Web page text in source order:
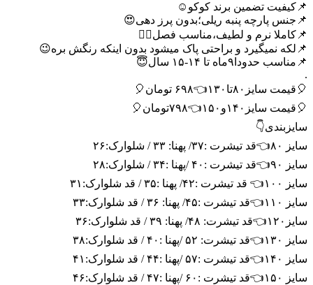
📌کیفیت تضمین برند کوکو☺️
📌جنس پارچه پنبه ریلی؛بدون پرز دهی😍
📌کاملا نرم و لطیف،مناسب فصل🙂‍↔️
📌لکه نمیگیرد و براحتی پاک میشود بدون اینکه رنگش بره😉
📌مناسب حدودا۹ماه تا ۱۴-۱۵ سال😇
.
🎈قیمت سایز۸۰تا۱۳۰👈۶۹۸ تومان🎈
🎈قیمت سایز۱۴۰و۱۵۰👈۷۹۸تومان🎈
سایزبندی👇
سایز ۸۰👈قد تیشرت :۳۷/ پهنا: ۳۳ / شلوارک:۲۶
سایز ۹۰👈قد تیشرت :۴۰ /پهنا :۳۴ / شلوارک:۲۸
سایز ۱۰۰👈 قد تیشرت :۴۲/ پهنا :۳۵ / قد شلوارک:۳۱
سایز ۱۱۰👈قد تیشرت :۴۵/ پهنا: ۳۶ / قد شلوارک:۳۳
سایز۱۲۰👈قد تیشرت: ۴۸/ پهنا: ۳۹ / قد شلوارک:۳۶
سایز ۱۳۰👈قد تیشرت: ۵۲ /پهنا :۴۰ / قد شلوارک:۳۸
سایز ۱۴۰👈قد تیشرت :۵۷ /پهنا :۴۴ / قد شلوارک:۴۱
سایز ۱۵۰👈قد تیشرت :۶۰ /پهنا :۴۷ / قد شلوارک:۴۶